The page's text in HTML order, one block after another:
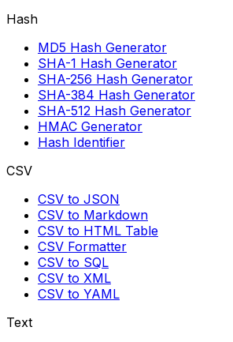
Hash
MD5 Hash Generator
SHA-1 Hash Generator
SHA-256 Hash Generator
SHA-384 Hash Generator
SHA-512 Hash Generator
HMAC Generator
Hash Identifier
CSV
CSV to JSON
CSV to Markdown
CSV to HTML Table
CSV Formatter
CSV to SQL
CSV to XML
CSV to YAML
Text